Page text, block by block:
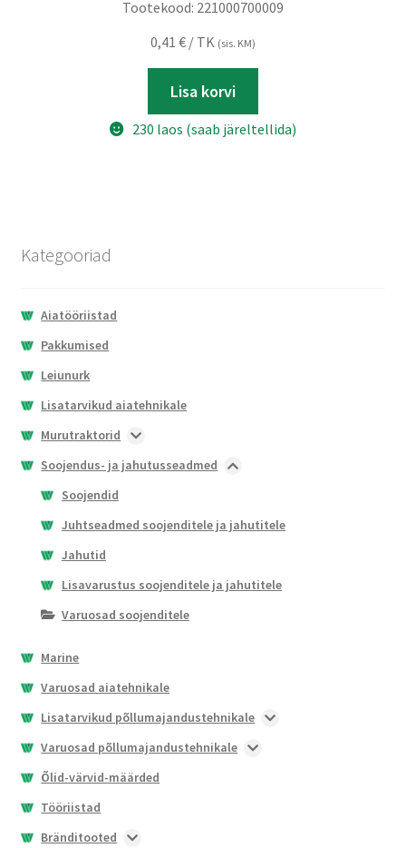
Tootekood: 221000700009
0,41 € / TK (sis. KM)
Lisa korvi
230 laos (saab järeltellida)
Kategooriad
Aiatööriistad
Pakkumised
Leiunurk
Lisatarvikud aiatehnikale
Murutraktorid
Soojendus- ja jahutusseadmed
Soojendid
Juhtseadmed soojenditele ja jahutitele
Jahutid
Lisavarustus soojenditele ja jahutitele
Varuosad soojenditele
Marine
Varuosad aiatehnikale
Lisatarvikud põllumajandustehnikale
Varuosad põllumajandustehnikale
Õlid-värvid-määrded
Tööriistad
Bränditooted